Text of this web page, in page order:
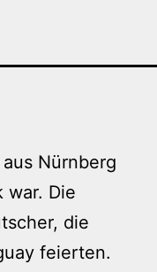
Nürnberg
war. Die
die
feierten.